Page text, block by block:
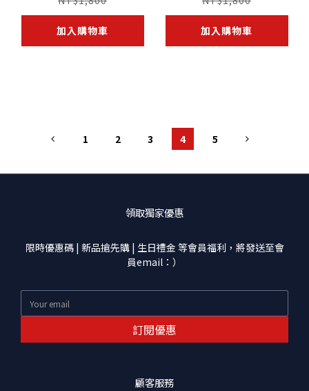
加入購物車 加入購物車
1 2 3 4 5
領取獨家優惠
限時優惠碼 | 新品搶先購 | 生日禮金 等會員福利，將發送至會
員email：）
訂閱優惠
顧客服務